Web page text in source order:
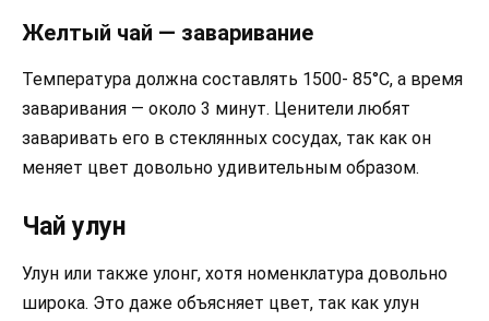
Желтый чай — заваривание
Температура должна составлять 1500- 85°C, а время
заваривания — около 3 минут. Ценители любят
заваривать его в стеклянных сосудах, так как он
меняет цвет довольно удивительным образом.
Чай улун
Улун или также улонг, хотя номенклатура довольно
широка. Это даже объясняет цвет, так как улун